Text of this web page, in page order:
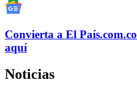
Convierta a El País.com.co
aquí
Noticias